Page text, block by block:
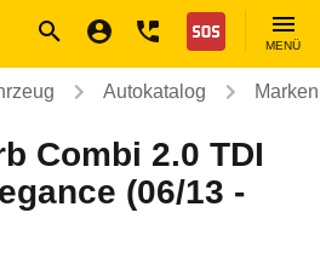
Nothilfe
MENÜ
Autokatalog
Combi 2.0 TDI
(06/13 -